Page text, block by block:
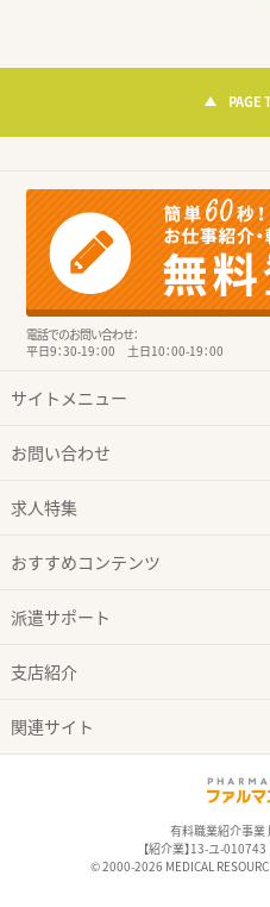
PAGE
電話でのお問い合わせ：
平日9：30-19：00 土日10：00-19：00
サイトメニュー
お問い合わせ
求人特集
おすすめコンテンツ
派遣サポート
支店紹介
関連サイト
有料職業紹介事業
【紹介業】13-ユ-
© 2000-2026 MEDICAL